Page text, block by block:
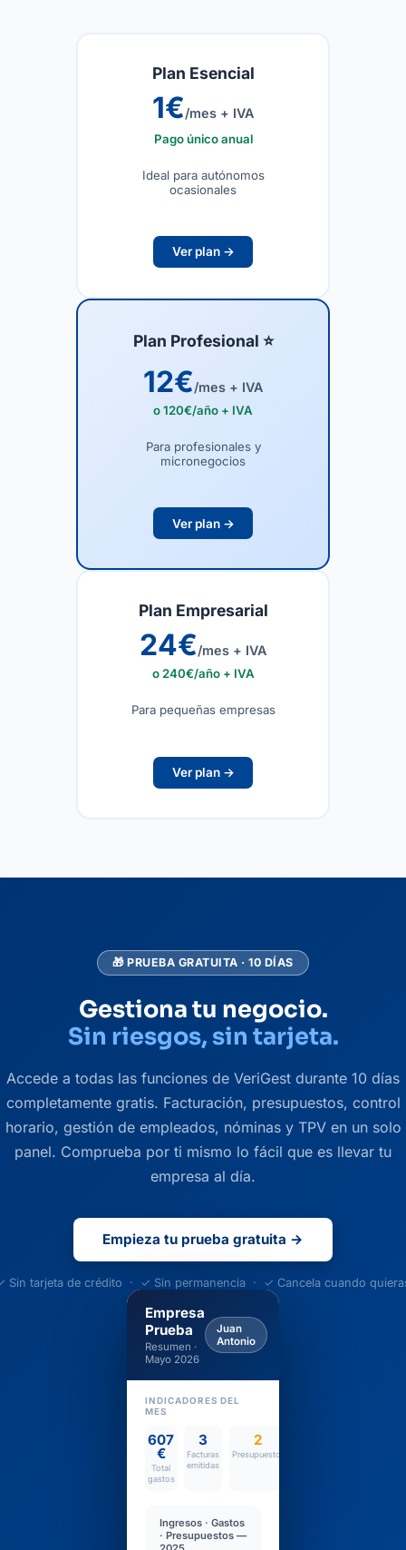
Plan Esencial
1€/mes + IVA
Pago único anual
Ideal para autónomos
ocasionales
Ver plan →
Plan Profesional ⭐
12€/mes + IVA
o 120€/año + IVA
Para profesionales y
micronegocios
Ver plan →
Plan Empresarial
24€/mes + IVA
o 240€/año + IVA
Para pequeñas empresas
Ver plan →
🎁 PRUEBA GRATUITA · 10 DÍAS
Gestiona tu negocio.
Sin riesgos, sin tarjeta.
Accede a todas las funciones de VeriGest durante 10 días
completamente gratis. Facturación, presupuestos, control
horario, gestión de empleados, nóminas y TPV en un solo
panel. Comprueba por ti mismo lo fácil que es llevar tu
empresa al día.
Empieza tu prueba gratuita →
Sin tarjeta de crédito · ✓ Sin permanencia · ✓ Cancela cuando
Empresa
Prueba
Resumen ·
Mayo 2026
Juan
Antonio
INDICADORES DEL
MES
607
€
Total
gastos
3
Facturas
emitidas
2
Presupuestos
Ingresos · Gastos
· Presupuestos —